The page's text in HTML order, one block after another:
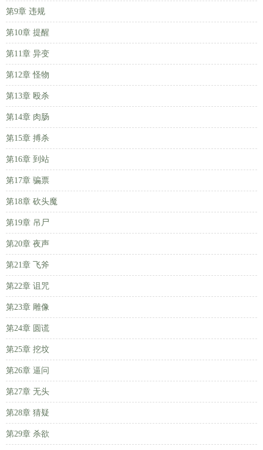
第9章 违规
第10章 提醒
第11章 异变
第12章 怪物
第13章 殴杀
第14章 肉肠
第15章 搏杀
第16章 到站
第17章 骗票
第18章 砍头魔
第19章 吊尸
第20章 夜声
第21章 飞斧
第22章 诅咒
第23章 雕像
第24章 圆谎
第25章 挖坟
第26章 逼问
第27章 无头
第28章 猜疑
第29章 杀欲